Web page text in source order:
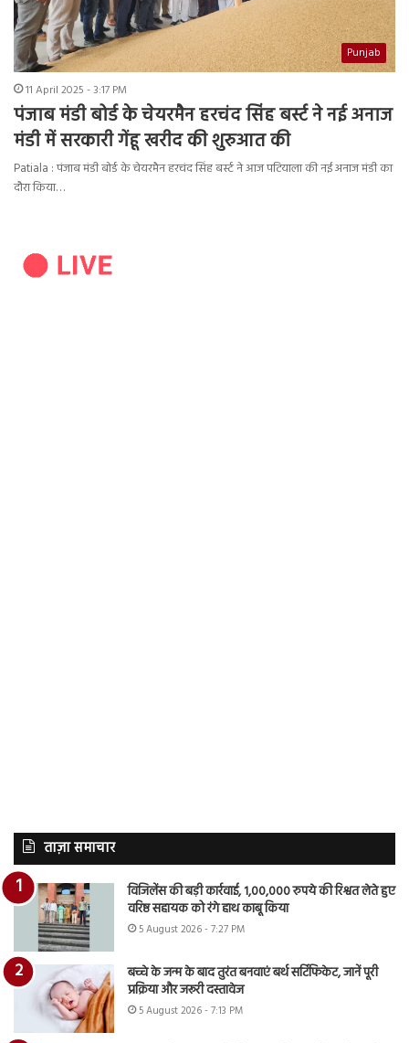
Punjab
11 April 2025 - 3:17 PM
पंजाब मंडी बोर्ड के चेयरमैन हरचंद सिंह बर्स्ट ने नई अनाज
मंडी में सरकारी गेंहू खरीद की शुरुआत की
Patiala : पंजाब मंडी बोर्ड के चेयरमैन हरचंद सिंह बर्स्ट ने आज पटियाला की नई अनाज मंडी का
दौरा किया…
ताज़ा समाचार
विजिलेंस की बड़ी कार्रवाई, 1,00,000 रुपये की रिश्वत लेते हुए
वरिष्ठ सहायक को रंगे हाथ काबू किया
5 August 2026 - 7:27 PM
बच्चे के जन्म के बाद तुरंत बनवाएं बर्थ सर्टिफिकेट, जानें पूरी
प्रक्रिया और जरूरी दस्तावेज
5 August 2026 - 7:13 PM